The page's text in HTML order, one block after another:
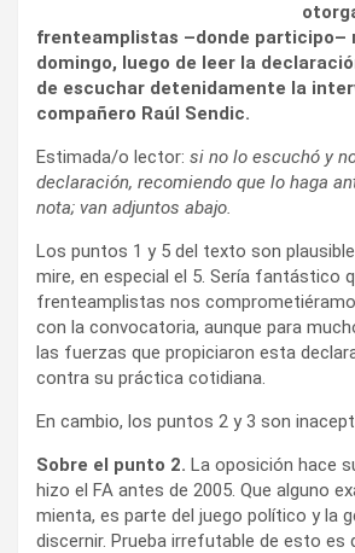
frenteamplistas –donde participo–
domingo, luego de leer la
de escuchar detenidamente la
compañero Raúl Sendic.
Estimada/o lector: si no lo escuchó y
declaración, recomiendo que lo haga
nota; van adjuntos abajo.
Los puntos 1 y 5 del texto son
mire, en especial el 5. Sería fantástico
frenteamplistas nos
con la convocatoria, aunque para
las fuerzas que propiciaron esta
contra su práctica cotidiana.
En cambio, los puntos 2 y 3 son
Sobre el punto 2. La oposición hace
hizo el FA antes de 2005. Que alguno
mienta, es parte del juego político y la
discernir. Prueba irrefutable de esto es